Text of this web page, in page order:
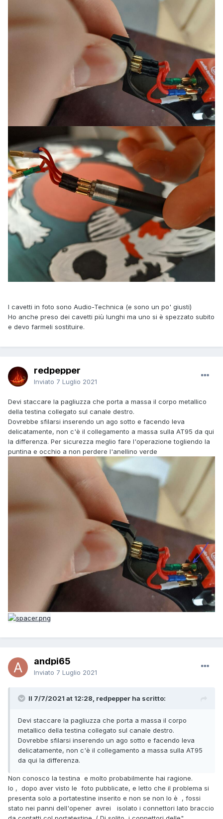
I cavetti in foto sono Audio-Technica (e sono un po' giusti)
Ho anche preso dei cavetti più lunghi ma uno si è spezzato subito
e devo farmeli sostituire.
redpepper
Inviato 7 Luglio 2021
Devi staccare la pagliuzza che porta a massa il corpo metallico
della testina collegato sul canale destro.
Dovrebbe sfilarsi inserendo un ago sotto e facendo leva
delicatamente, non c'è il collegamento a massa sulla AT95 da qui
la differenza. Per sicurezza meglio fare l'operazione togliendo la
puntina e occhio a non perdere l'anellino verde
andpi65
Inviato 7 Luglio 2021
Il 7/7/2021 at 12:28, redpepper ha scritto:
Devi staccare la pagliuzza che porta a massa il corpo
metallico della testina collegato sul canale destro.
Dovrebbe sfilarsi inserendo un ago sotto e facendo leva
delicatamente, non c'è il collegamento a massa sulla AT95
da qui la differenza.
Non conosco la testina e molto probabilmente hai ragione.
Io , dopo aver visto le foto pubblicate, e letto che il problema si
presenta solo a portatestine inserito e non se non lo è , fossi
stato nei panni dell'opener avrei isolato i connettori lato braccio